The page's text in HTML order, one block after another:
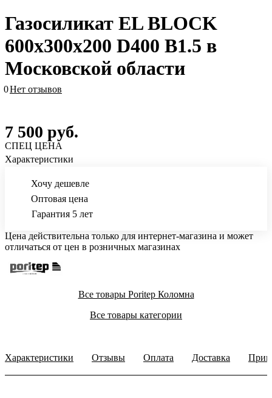
Газосиликат EL BLOCK
600х300х200 D400 В1.5 в
Московской области
0Нет отзывов
7 500 руб.
СПЕЦ ЦЕНА
Характеристики
Хочу дешевле
Оптовая цена
Гарантия 5 лет
Цена действительна только для интернет-магазина и может
отличаться от цен в розничных магазинах
Все товары Poritep Коломна
Все товары категории
Характеристики Отзывы Оплата Доставка